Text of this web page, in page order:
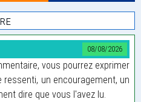
08/08/2026
vous pourrez exprimer
un encouragement, un
dire que vous l'avez lu.